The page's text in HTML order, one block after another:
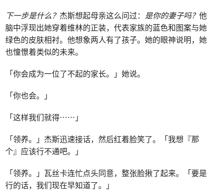
下一步是什么？ 杰斯想起母亲这么问过： 是你的妻子吗？他
脑中浮现出她穿着维林的正装，代表家族的蓝色和图案与她
绿色的皮肤相衬。他想象两人有了孩子。她的眼神说明，她
也憧憬着类似的未来。
「你会成为一位了不起的家长。」她说。
「你也会。」
「这样我们就得⋯⋯」
「领养。」杰斯迅速接话，然后红着脸笑了。「我想『那
个』应该行不通吧。」
「领养。」瓦丝卡连忙点头同意，整张脸揪了起来。「要是
行的话，我们现在早知道了。」